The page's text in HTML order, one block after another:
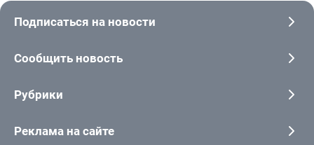
Подписаться на новости
Сообщить новость
Рубрики
Реклама на сайте